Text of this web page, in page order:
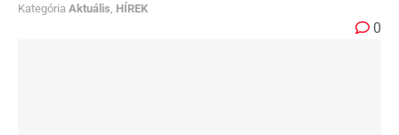
Kategória Aktuális HÍREK
0